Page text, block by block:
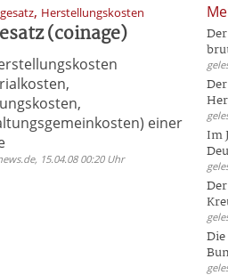
, Herstellungskosten
(coinage)
einer
15.04.08 00:20 Uhr
Im